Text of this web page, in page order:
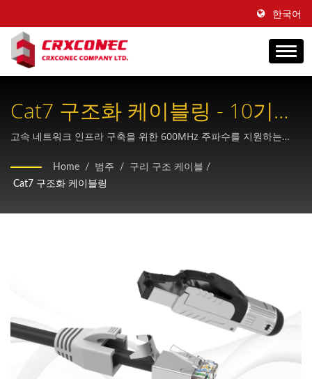
한국어
Cat7 구조화 케이블링 - 10기가
비트 이더넷 솔루션
고속 네트워크 인프라 구축을 위한 600MHz 주파수를 지원하는
Home / 범주 / 구리 구조 케이블 /
Cat7 구조화 케이블링